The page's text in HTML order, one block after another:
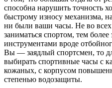
способна нарушить точность
быстрому износу механизма,
ни были ваши часы. Не во всех
заниматься спортом, тем
инструментами вроде
Вы — заядлый спортсмен, то
выбирать спортивные часы с
кожаных, с корпусом
степенью водозащиты.